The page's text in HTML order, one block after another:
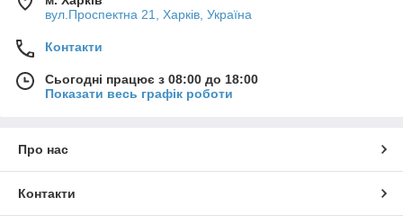
вул.Проспектна 21, Харків, Україна
Контакти
Сьогодні працює з 08:00 до 18:00
Показати весь графік роботи
Про нас
Контакти